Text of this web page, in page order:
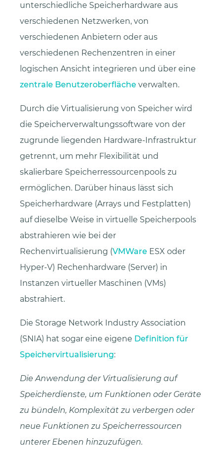
unterschiedliche Speicherhardware aus
verschiedenen Netzwerken, von
verschiedenen Anbietern oder aus
verschiedenen Rechenzentren in einer
logischen Ansicht integrieren und über eine
zentrale Benutzeroberfläche verwalten.
Durch die Virtualisierung von Speicher wird
die Speicherverwaltungssoftware von der
zugrunde liegenden Hardware-Infrastruktur
getrennt, um mehr Flexibilität und
skalierbare Speicherressourcenpools zu
ermöglichen. Darüber hinaus lässt sich
Speicherhardware (Arrays und Festplatten)
auf dieselbe Weise in virtuelle Speicherpools
abstrahieren wie bei der
Rechenvirtualisierung (VMWare ESX oder
Hyper-V) Rechenhardware (Server) in
Instanzen virtueller Maschinen (VMs)
abstrahiert.
Die Storage Network Industry Association
(SNIA) hat sogar eine eigene Definition für
Speichervirtualisierung:
Die Anwendung der Virtualisierung auf
Speicherdienste, um Funktionen oder Geräte
zu bündeln, Komplexität zu verbergen oder
neue Funktionen zu Speicherressourcen
unterer Ebenen hinzuzufügen.